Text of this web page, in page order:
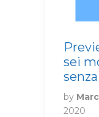
sei
by
2020